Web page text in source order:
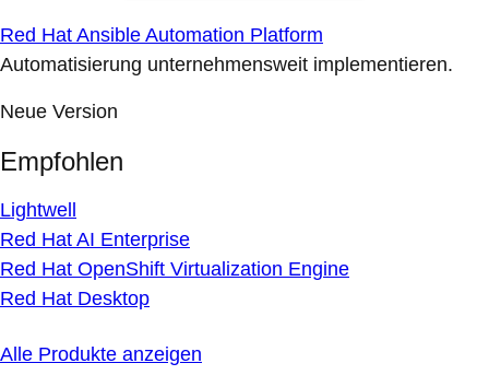
Red Hat Ansible Automation Platform
Automatisierung unternehmensweit implementieren.
Neue Version
Empfohlen
Lightwell
Red Hat AI Enterprise
Red Hat OpenShift Virtualization Engine
Red Hat Desktop
Alle Produkte anzeigen